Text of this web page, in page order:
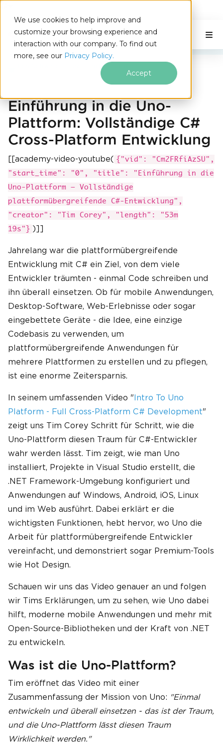
We use cookies to help improve and
customize your browsing experience and
interaction with our company. To find out
more, see our Privacy Policy.
Accept
IRONSOFTWARE
Zum Fußzeileninhalt springen
C# Application
Auf dieser Seite
Uno-Plattform-Leitfaden
Einführung in die Uno-
Plattform: Vollständige C#
Cross-Platform Entwicklung
[[academy-video-youtube( {"vid": "Cm2FRfiAzSU",
"start_time": "0", "title": "Einführung in die
Uno-Plattform – Vollständige
plattformübergreifende C#-Entwicklung",
"creator": "Tim Corey", "length": "53m
19s"} )]]
Jahrelang war die plattformübergreifende
Entwicklung mit C# ein Ziel, von dem viele
Entwickler träumten - einmal Code schreiben und
ihn überall einsetzen. Ob für mobile Anwendungen,
Desktop-Software, Web-Erlebnisse oder sogar
eingebettete Geräte - die Idee, eine einzige
Codebasis zu verwenden, um
plattformübergreifende Anwendungen für
mehrere Plattformen zu erstellen und zu pflegen,
ist eine enorme Zeitersparnis.
In seinem umfassenden Video "Intro To Uno
Platform - Full Cross-Platform C# Development"
zeigt uns Tim Corey Schritt für Schritt, wie die
Uno-Plattform diesen Traum für C#-Entwickler
wahr werden lässt. Tim zeigt, wie man Uno
installiert, Projekte in Visual Studio erstellt, die
.NET Framework-Umgebung konfiguriert und
Anwendungen auf Windows, Android, iOS, Linux
und im Web ausführt. Dabei erklärt er die
wichtigsten Funktionen, hebt hervor, wo Uno die
Arbeit für plattformübergreifende Entwickler
vereinfacht, und demonstriert sogar Premium-Tools
wie Hot Design.
Schauen wir uns das Video genauer an und folgen
wir Tims Erklärungen, um zu sehen, wie Uno dabei
hilft, moderne mobile Anwendungen und mehr mit
Open-Source-Bibliotheken und der Kraft von .NET
zu entwickeln.
Was ist die Uno-Plattform?
Tim eröffnet das Video mit einer
Zusammenfassung der Mission von Uno: "Einmal
entwickeln und überall einsetzen - das ist der Traum,
und die Uno-Plattform lässt diesen Traum
Wirklichkeit werden."